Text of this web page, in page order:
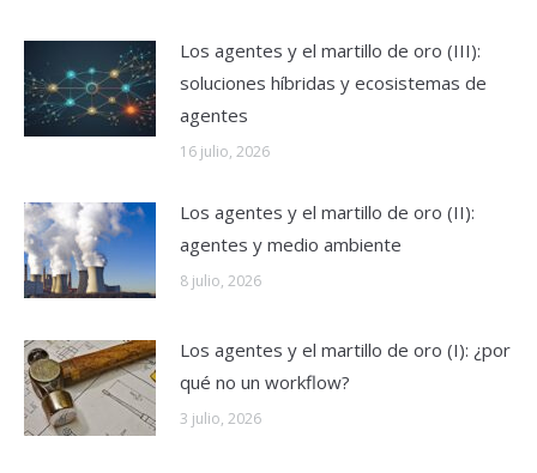
Los agentes y el martillo de oro (III):
soluciones híbridas y ecosistemas de
agentes
16 julio, 2026
Los agentes y el martillo de oro (II):
agentes y medio ambiente
8 julio, 2026
Los agentes y el martillo de oro (I): ¿por
qué no un workflow?
3 julio, 2026